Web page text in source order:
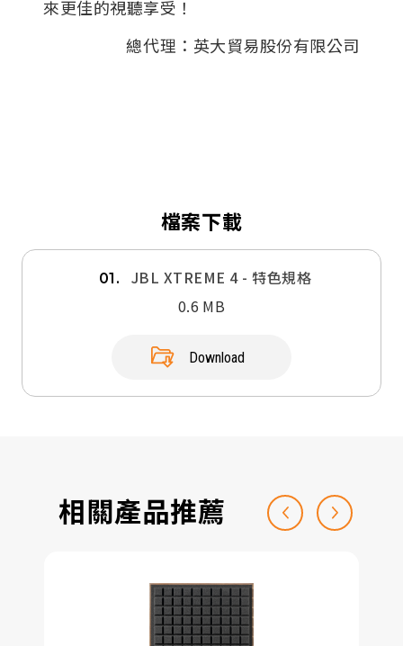
來更佳的視聽享受！
總代理：英大貿易股份有限公司
檔案下載
01.
JBL XTREME 4 - 特色規格
0.6 MB
Download
相關產品推薦